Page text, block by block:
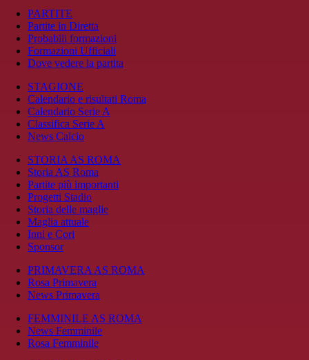
PARTITE
Partite in Diretta
Probabili formazioni
Formazioni Ufficiali
Dove vedere la partita
STAGIONE
Calendario e risultati Roma
Calendario Serie A
Classifica Serie A
News Calcio
STORIA AS ROMA
Storia AS Roma
Partite più importanti
Progetti Stadio
Storia delle maglie
Maglia attuale
Inni e Cori
Sponsor
PRIMAVERA AS ROMA
Rosa Primavera
News Primavera
FEMMINILE AS ROMA
News Femminile
Rosa Femminile